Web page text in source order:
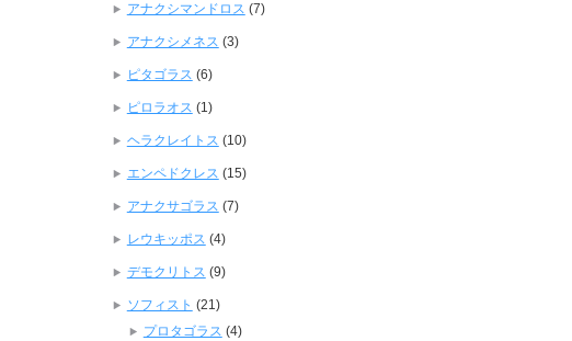
アナクシマンドロス (7)
アナクシメネス (3)
ピタゴラス (6)
ピロラオス (1)
ヘラクレイトス (10)
エンペドクレス (15)
アナクサゴラス (7)
レウキッポス (4)
デモクリトス (9)
ソフィスト (21)
プロタゴラス (4)